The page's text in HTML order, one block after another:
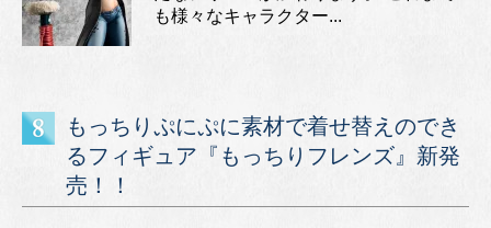
も様々なキャラクター...
もっちりぷにぷに素材で着せ替えのでき
るフィギュア『もっちりフレンズ』新発
売！！